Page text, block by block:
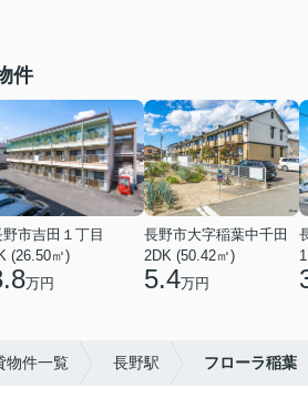
件
野市吉田１丁目
(26.50㎡)
万円
長野市大字稲葉中千田
2DK (50.42㎡)
5.4万円
物件一覧 長野駅 フローラ稲葉